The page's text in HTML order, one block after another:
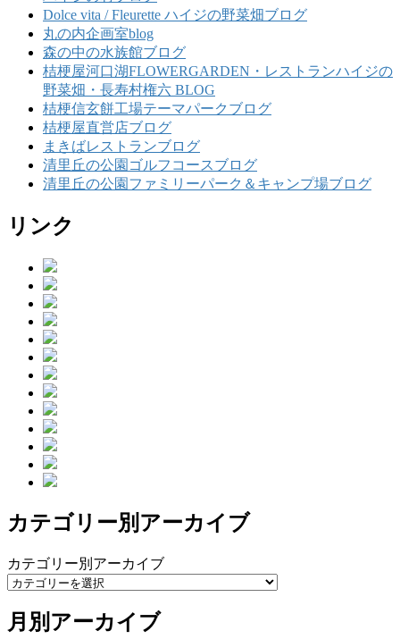
Dolce vita / Fleurette ハイジの野菜畑ブログ
丸の内企画室blog
森の中の水族館ブログ
桔梗屋河口湖FLOWERGARDEN・レストランハイジの
野菜畑・長寿村権六 BLOG
桔梗信玄餅工場テーマパークブログ
桔梗屋直営店ブログ
まきばレストランブログ
清里丘の公園ゴルフコースブログ
清里丘の公園ファミリーパーク＆キャンプ場ブログ
リンク
カテゴリー別アーカイブ
カテゴリー別アーカイブ
月別アーカイブ